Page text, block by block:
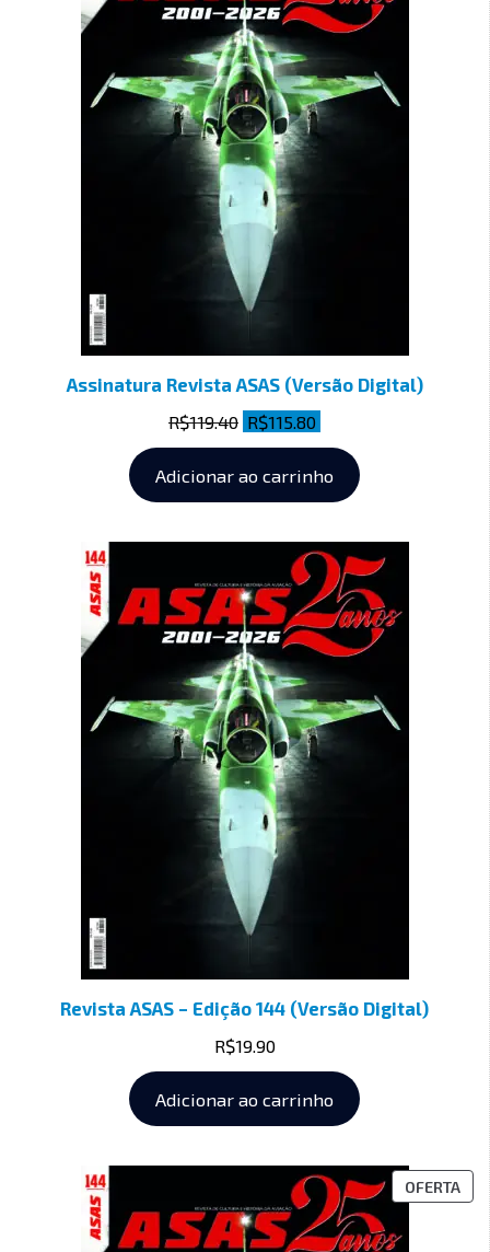
Assinatura Revista ASAS (Versão Digital)
R$119.40 R$115.80
Adicionar ao carrinho
Revista ASAS – Edição 144 (Versão Digital)
R$19.90
Adicionar ao carrinho
OFERTA